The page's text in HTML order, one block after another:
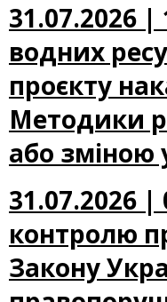
31.07.2026 |
водних
проєкту
Методики
або зміною
31.07.2026 |
контролю
Закону